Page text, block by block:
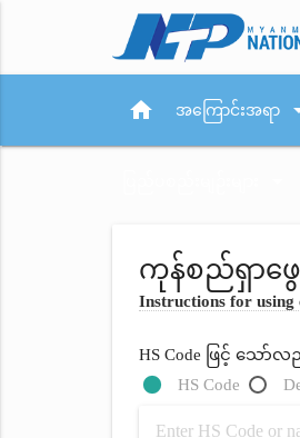
home အကြောင်းအရာ
ကုန်စည်ရှာဖွေ
Instructions for using
HS Code ဖြင့် သေ
HS Code